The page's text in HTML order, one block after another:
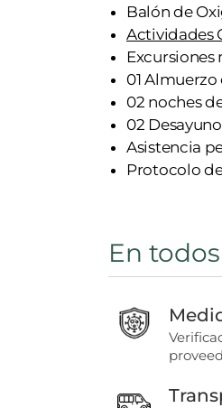
Balón de
Actividades
01
02 noches
02
Asistencia
Protocolo
En